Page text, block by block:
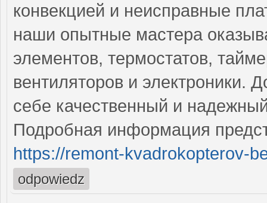
конвекцией и неисправные
наши опытные мастера
элементов, термостатов,
вентиляторов и электроники.
себе качественный и
Подробная информация
https://remont-kvadrokopterov-
odpowiedz